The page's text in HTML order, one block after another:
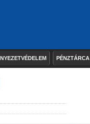
PÉNZTÁRCA